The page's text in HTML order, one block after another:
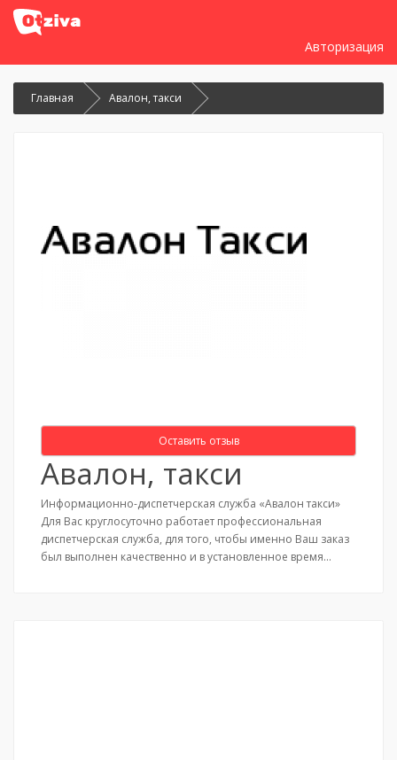
Авторизация
Главная Авалон, такси
Оставить отзыв
Авалон, такси
Информационно-диспетчерская служба «Авалон такси»
Для Вас круглосуточно работает профессиональная
диспетчерская служба, для того, чтобы именно Ваш заказ
был выполнен качественно и в установленное время…